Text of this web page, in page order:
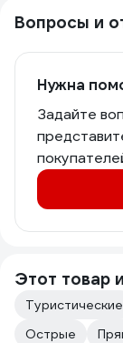
Вопросы и
Нужна
Задайте
Этот товар
Туристические
Острые